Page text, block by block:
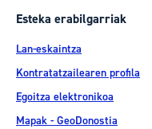
Esteka erabilgarriak
Lan-eskaintza
Kontratatzailearen profila
Egoitza elektronikoa
Mapak - GeoDonostia